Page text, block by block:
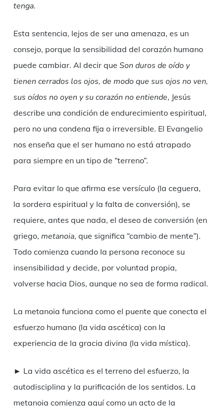
tenga.
Esta sentencia, lejos de ser una amenaza, es un
consejo, porque la sensibilidad del corazón humano
puede cambiar. Al decir que Son duros de oído y
tienen cerrados los ojos, de modo que sus ojos no ven,
sus oídos no oyen y su corazón no entiende, Jesús
describe una condición de endurecimiento espiritual,
pero no una condena fija o irreversible. El Evangelio
nos enseña que el ser humano no está atrapado
para siempre en un tipo de “terreno”.
Para evitar lo que afirma ese versículo (la ceguera,
la sordera espiritual y la falta de conversión), se
requiere, antes que nada, el deseo de conversión (en
griego, metanoia, que significa “cambio de mente”).
Todo comienza cuando la persona reconoce su
insensibilidad y decide, por voluntad propia,
volverse hacia Dios, aunque no sea de forma radical.
La metanoia funciona como el puente que conecta el
esfuerzo humano (la vida ascética) con la
experiencia de la gracia divina (la vida mística).
► La vida ascética es el terreno del esfuerzo, la
autodisciplina y la purificación de los sentidos. La
metanoia comienza aquí como un acto de la